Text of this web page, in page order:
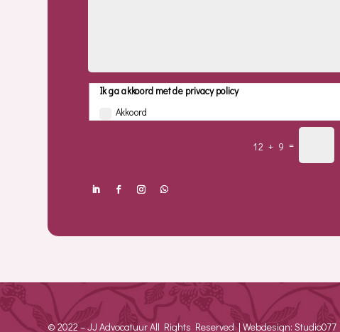
Ik ga akkoord met de privacy policy
Akkoord
12 + 9 =
© 2022 – JJ Advocatuur All Rights Reserved | Webdesign: